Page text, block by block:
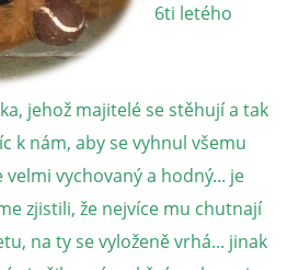
6ti letého
jehož majitelé se stěhují a tak
k nám, aby se vyhnul všemu
vychovaný a hodný... je
zjistili, že nejvíce mu chutnají
na ty se vyloženě vrhá... jinak